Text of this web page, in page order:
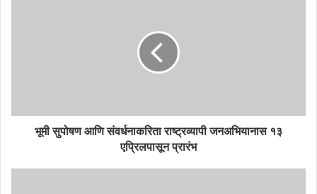
भूमी सुपोषण आणि संवर्धनाकरिता राष्ट्रव्यापी जनअभियानास १३
एप्रिलपासून प्रारंभ